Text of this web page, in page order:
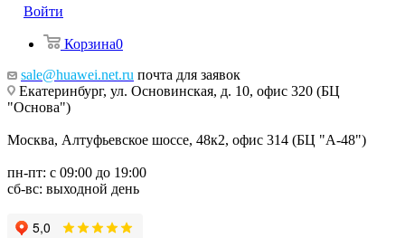
Войти
Корзина0
sale@huawei.net.ru почта для заявок
Екатеринбург, ул. Основинская, д. 10, офис 320 (БЦ
"Основа")
Москва, Алтуфьевское шоссе, 48к2, офис 314 (БЦ "А-48")
пн-пт: с 09:00 до 19:00
сб-вс: выходной день